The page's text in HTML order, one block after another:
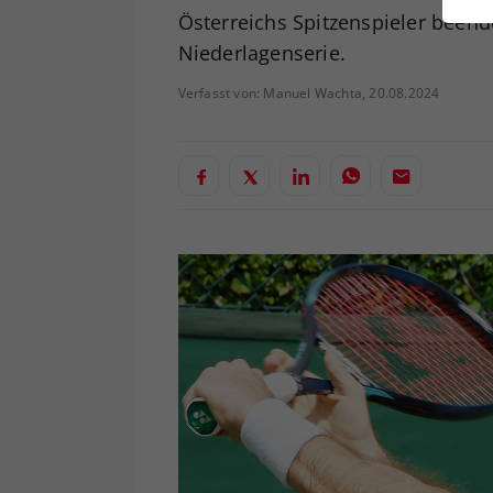
Österreichs Spitzenspieler
Niederlagenserie.
Verfasst von: Manuel Wachta, 20.08.2024